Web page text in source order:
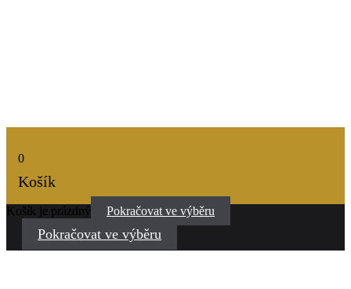
0
Košík
Košík je prázdný Pokračovat ve výběru
Pokračovat ve výběru